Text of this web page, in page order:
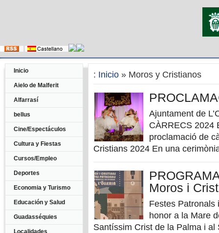
Inicio
Aielo de Malferit
Alfarrasí
bellus
Cine/Espectáculos
Cultura y Fiestas
Cursos/Empleo
Deportes
Economia y Turismo
Educación y Salud
Guadasséquies
Localidades
: Inicio » Moros y Cristianos
Ajuntament de
CÀRRECS 2024
proclamació de
Cristians 2024 En una
Moros i
Festes Patronals
honor a la Mare
Santíssim Crist de la Palma i